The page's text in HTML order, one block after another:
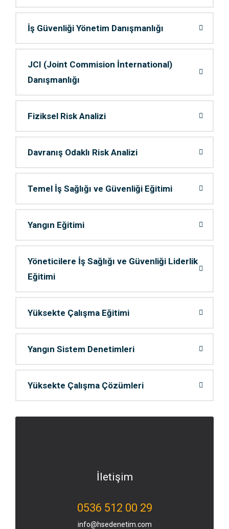
İş Güvenliği Yönetim Danışmanlığı
JCI (Joint Commision İnternational)
Danışmanlığı
Fiziksel Risk Analizi
Davranış Odaklı Risk Analizi
Temel İş Sağlığı ve Güvenliği Eğitimi
Yangın Eğitimi
Yöneticilere İş Sağlığı ve Güvenliği Liderlik
Eğitimi
Yüksekte Çalışma Eğitimi
Yangın Sistem Denetimleri
Yüksekte Çalışma Çözümleri
İletişim
0536 512 00 29
info@hsedenetim.com